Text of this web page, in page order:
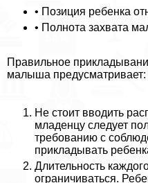
• Позиция ребенка
• Полнота захвата
Правильное
малыша предусматривает:
Не стоит вводить
младенцу следует
требованию с
прикладывать
Длительность
ограничиваться.